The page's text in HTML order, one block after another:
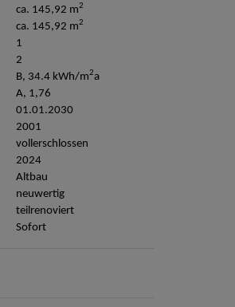
ca. 145,92 m2
ca. 145,92 m2
1
2
B, 34.4 kWh/m2a
A, 1,76
01.01.2030
2001
vollerschlossen
2024
Altbau
neuwertig
teilrenoviert
Sofort